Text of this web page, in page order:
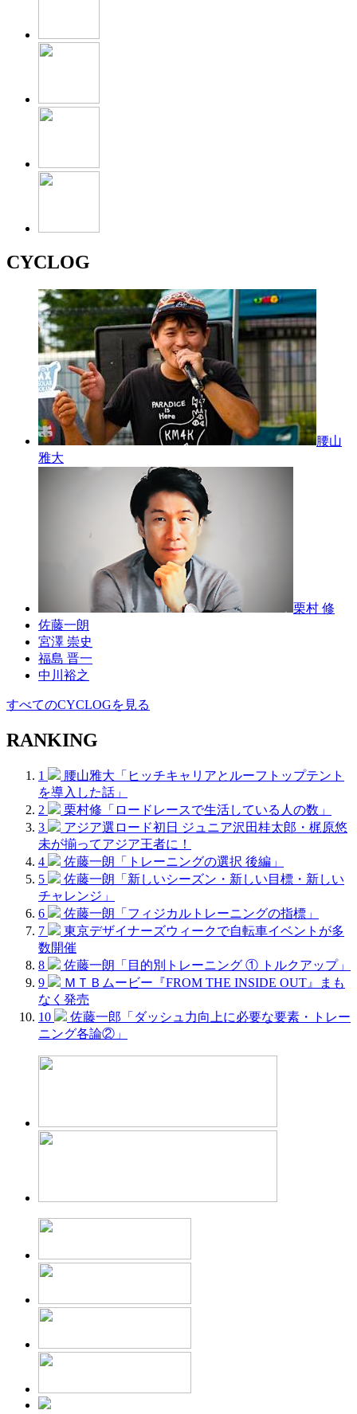
CYCLOG
腰山
雅大
栗村 修
佐藤一朗
宮澤 崇史
福島 晋一
中川裕之
すべてのCYCLOGを見る
RANKING
1
腰山雅大「ヒッチキャリアとルーフトップテント
を導入した話」
2
栗村修「ロードレースで生活している人の数」
3
アジア選ロード初日 ジュニア沢田桂太郎・梶原悠
未が揃ってアジア王者に！
4
佐藤一朗「トレーニングの選択 後編」
5
佐藤一朗「新しいシーズン・新しい目標・新しい
チャレンジ」
6
佐藤一朗「フィジカルトレーニングの指標」
7
東京デザイナーズウィークで自転車イベントが多
数開催
8
佐藤一朗「目的別トレーニング ① トルクアップ」
9
ＭＴＢムービー『FROM THE INSIDE OUT』まも
なく発売
10
佐藤一郎「ダッシュ力向上に必要な要素・トレー
ニング各論②」